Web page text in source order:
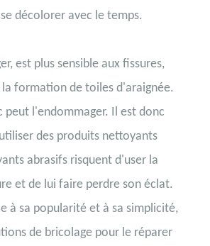
décolorer avec le temps.
est plus sensible aux fissures,
la formation de toiles d'araignée.
peut l'endommager. Il est donc
des produits nettoyants
abrasifs risquent d'user la
et de lui faire perdre son éclat.
à sa popularité et à sa simplicité,
de bricolage pour le réparer